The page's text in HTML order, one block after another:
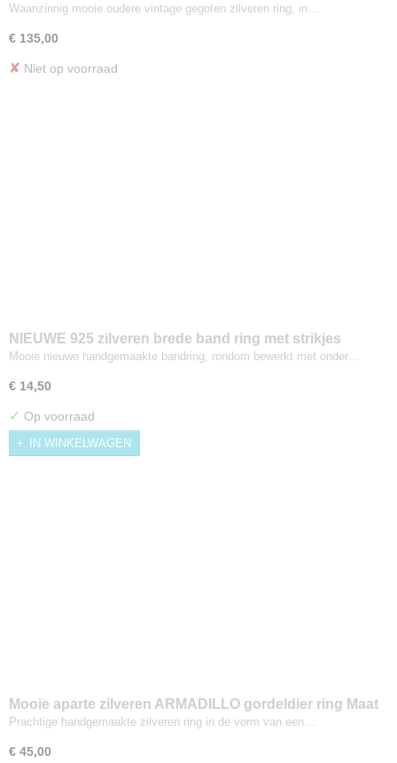
Maat 17,5/18
Waanzinnig mooie oudere vintage gegoten zilveren ring, in…
€ 135,00
✘ Niet op voorraad
NIEUWE 925 zilveren brede band ring met strikjes
Maat 16,5/17
Mooie nieuwe handgemaakte bandring, rondom bewerkt met onder…
€ 14,50
✓ Op voorraad
IN WINKELWAGEN
Mooie aparte zilveren ARMADILLO gordeldier ring Maat
17/17,5
Prachtige handgemaakte zilveren ring in de vorm van een…
€ 45,00